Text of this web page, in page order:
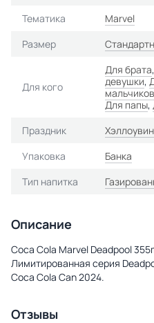
Тематика
Marvel
Размер
Для кого
Для брата,
девушки,
мальчиков
Для папы,
Праздник
Хэллоувин
Упаковка
Банка
Тип напитка
Описание
Coca Cola Marvel Deadpool
Лимитированная серия
Coca Cola Can 2024.
Отзывы